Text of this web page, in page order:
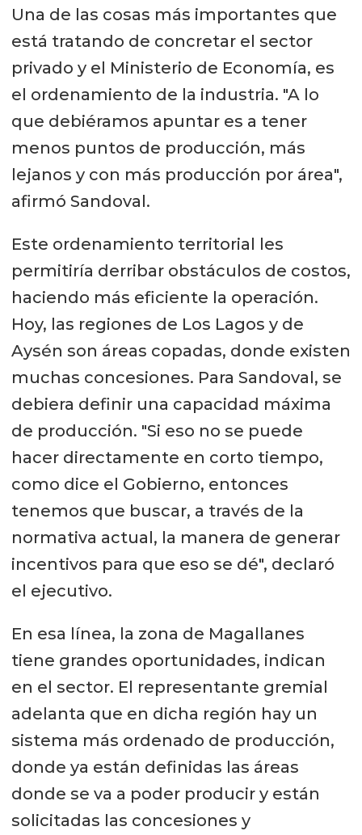
Una de las cosas más importantes que
está tratando de concretar el sector
privado y el Ministerio de Economía, es
el ordenamiento de la industria. "A lo
que debiéramos apuntar es a tener
menos puntos de producción, más
lejanos y con más producción por área",
afirmó Sandoval.
Este ordenamiento territorial les
permitiría derribar obstáculos de costos,
haciendo más eficiente la operación.
Hoy, las regiones de Los Lagos y de
Aysén son áreas copadas, donde existen
muchas concesiones. Para Sandoval, se
debiera definir una capacidad máxima
de producción. "Si eso no se puede
hacer directamente en corto tiempo,
como dice el Gobierno, entonces
tenemos que buscar, a través de la
normativa actual, la manera de generar
incentivos para que eso se dé", declaró
el ejecutivo.
En esa línea, la zona de Magallanes
tiene grandes oportunidades, indican
en el sector. El representante gremial
adelanta que en dicha región hay un
sistema más ordenado de producción,
donde ya están definidas las áreas
donde se va a poder producir y están
solicitadas las concesiones y